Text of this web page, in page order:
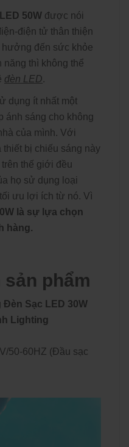
50W được nói
điện tử thân thiện
đến sức khỏe
thì không thể
đèn LED.
dụng ít nhất một
ánh sáng cho không
của mình. Với
bị chiếu sáng này
thế giới đều
họ sử dụng loại
ưu lợi ích từ nó. Vì
là sự lựa chọn
hàng.
phẩm
Đèn Sạc LED 30W
Lighting
50-60HZ (Đầu sạc